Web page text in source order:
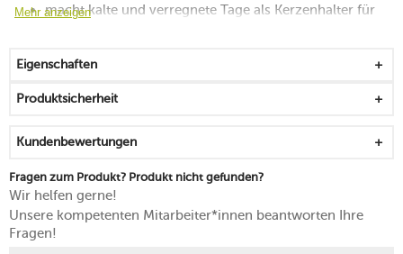
macht kalte und verregnete Tage als Kerzenhalter für
Ringen
von Hand reinigen
Mehr anzeigen
Eigenschaften
Produktsicherheit
Kundenbewertungen
Fragen zum Produkt? Produkt nicht gefunden?
Wir helfen gerne!
Unsere kompetenten Mitarbeiter*innen beantworten Ihre
Fragen!